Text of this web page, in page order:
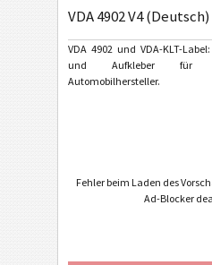
F Ford GTL
AIAG AIAG Labels
VW Volkswagen
VDA 4902 V4
VDA 4902 und VDA-KLT-
und Aufkleber für
Automobilhersteller.
Fehler beim Laden des
Ad-Blocker